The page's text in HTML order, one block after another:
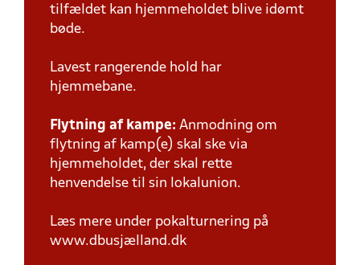
tilfældet kan hjemmeholdet blive idømt
bøde.
Lavest rangerende hold har
hjemmebane.
Flytning af kampe: Anmodning om
flytning af kamp(e) skal ske via
hjemmeholdet, der skal rette
henvendelse til sin lokalunion.
Læs mere under pokalturnering på
www.dbusjælland.dk